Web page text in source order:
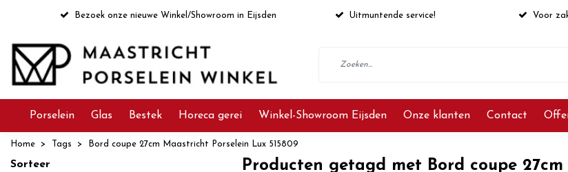
Bezoek onze nieuwe Winkel/Showroom in Eijsden Uitmuntende service! Voor
Porselein Glas Bestek Horeca gerei Winkel-Showroom Eijsden Onze klanten Contact
Home Tags Bord coupe 27cm Maastricht Porselein Lux 515809
Sorteer
Producten getagd met Bord coupe